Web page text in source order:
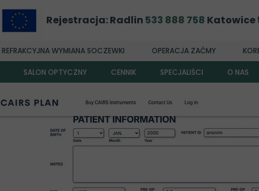
REFRAKCYJNA WYMIANA SOCZEWKI OPERACJA ZAĆMY
Rejestracja: Radlin 533 888 758 Katowice
SALON OPTYCZNY CENNIK SPECJALIŚCI
Dr n. med. Gracjana
Dr n. med.
Dr
O NAS